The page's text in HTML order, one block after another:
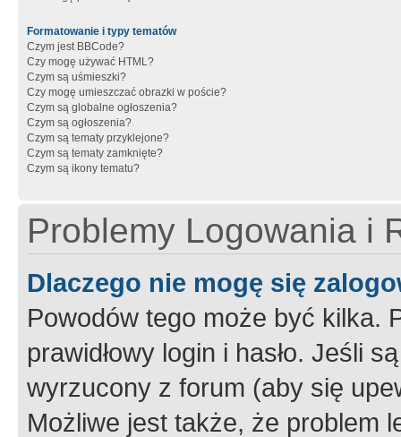
Formatowanie i typy tematów
Czym jest BBCode?
Czy mogę używać HTML?
Czym są uśmieszki?
Czy mogę umieszczać obrazki w poście?
Czym są globalne ogłoszenia?
Czym są ogłoszenia?
Czym są tematy przyklejone?
Czym są tematy zamknięte?
Czym są ikony tematu?
Problemy Logowania i
Dlaczego nie mogę się
Powodów tego może być kilka.
prawidłowy login i hasło. Jeśli
wyrzucony z forum (aby się
Możliwe jest także, że problem